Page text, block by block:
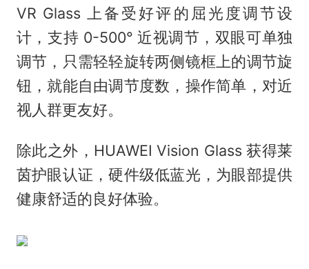
VR Glass 上备受好评的屈光度调节设
计，支持 0-500° 近视调节，双眼可单独
调节，只需轻轻旋转两侧镜框上的调节旋
钮，就能自由调节度数，操作简单，对近
视人群更友好。
除此之外，HUAWEI Vision Glass 获得莱
茵护眼认证，硬件级低蓝光，为眼部提供
健康舒适的良好体验。